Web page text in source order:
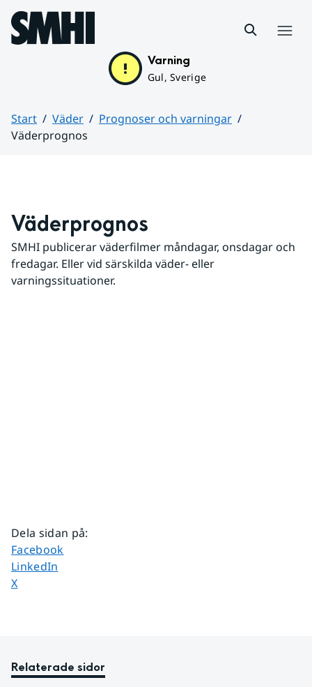
Hoppa till sidans innehåll
Varning
Gul, Sverige
Start Väder
Prognoser och varningar
Väderprognos
Väderprognos
SMHI publicerar väderfilmer måndagar, onsdagar och
fredagar. Eller vid särskilda väder- eller
varningssituationer.
Dela sidan på:
Dela sidan på
Facebook
Dela sidan på
LinkedIn
Dela sidan på
X
Relaterade sidor